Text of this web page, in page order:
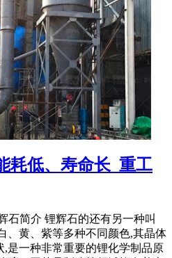
耗低、寿命长_重工
石简介 锂辉石的还有另一种叫
、黄、紫等多种不同颜色,其晶体
,是一种非常重要的锂化学制品原